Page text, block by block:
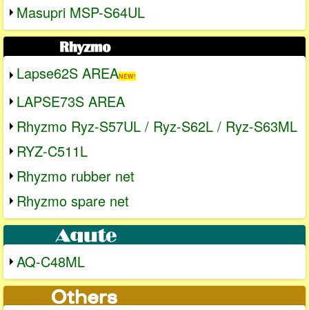
Masupri MSP-S64UL
Lapse62S AREANEW!
LAPSE73S AREA
Rhyzmo Ryz-S57UL / Ryz-S62L / Ryz-S63ML
RYZ-C511L
Rhyzmo rubber net
Rhyzmo spare net
AQ-C48ML